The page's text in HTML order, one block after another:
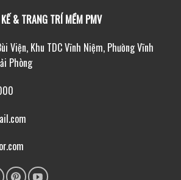
& TRANG TRÍ MỀM PMV
Viện, Khu TDC Vĩnh Niệm, Phường Vĩnh
Phòng